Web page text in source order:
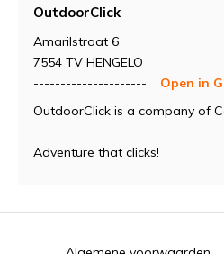
OutdoorClick
Amarilstraat 6
7554 TV HENGELO
---------------------
Open in
OutdoorClick is a company of
Adventure that clicks!